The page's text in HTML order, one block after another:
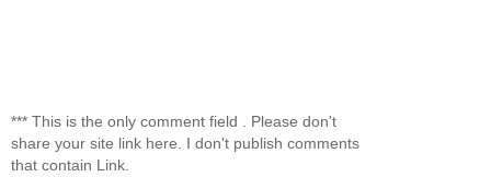
*** This is the only comment field . Please don't
share your site link here. I don't publish comments
that contain Link.